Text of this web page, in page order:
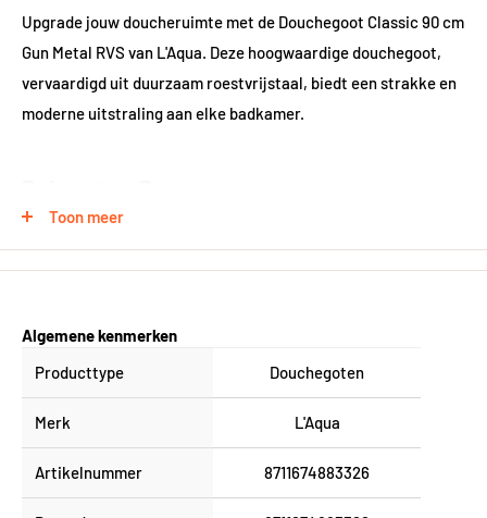
Upgrade jouw doucheruimte met de Douchegoot Classic 90 cm
Gun Metal RVS van L'Aqua. Deze hoogwaardige douchegoot,
vervaardigd uit duurzaam roestvrijstaal, biedt een strakke en
moderne uitstraling aan elke badkamer.
en bestand tegen corrosie, zelfs in vochtige omgevingen. De
touch toe aan jouw badkamer.
Eenvoudige Installatie
Toon meer
Algemene kenmerken
Producttype
Douchegoten
Merk L'Aqua
Artikelnummer 8711674883326